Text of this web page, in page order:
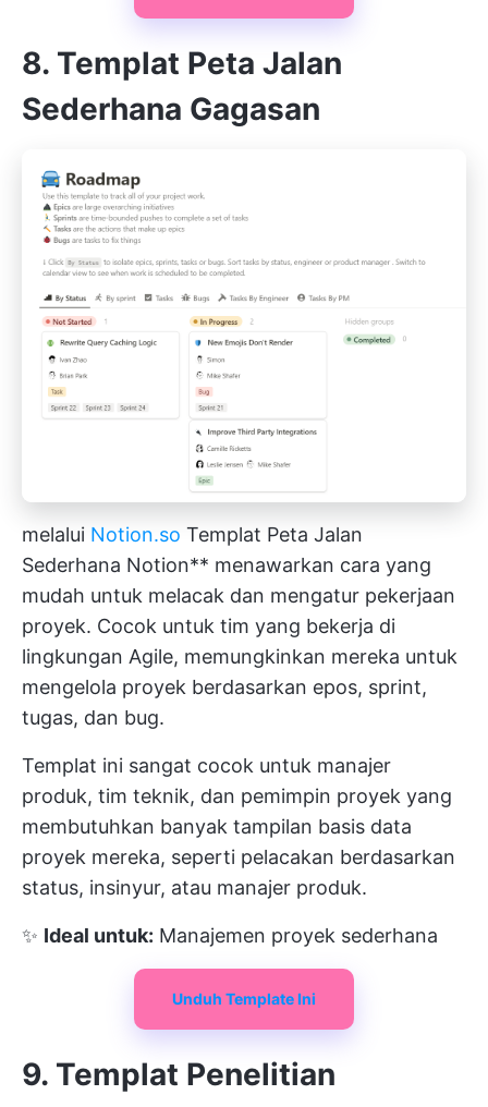
8. Templat Peta Jalan
Sederhana Gagasan
melalui Notion.so Templat Peta Jalan
Sederhana Notion** menawarkan cara yang
mudah untuk melacak dan mengatur pekerjaan
proyek. Cocok untuk tim yang bekerja di
lingkungan Agile, memungkinkan mereka untuk
mengelola proyek berdasarkan epos, sprint,
tugas, dan bug.
Templat ini sangat cocok untuk manajer
produk, tim teknik, dan pemimpin proyek yang
membutuhkan banyak tampilan basis data
proyek mereka, seperti pelacakan berdasarkan
status, insinyur, atau manajer produk.
✨ Ideal untuk: Manajemen proyek sederhana
Unduh Template Ini
9. Templat Penelitian